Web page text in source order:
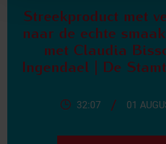
Streekproduct met
naar de echte
met Claudia
Ingendael | De
32:07 / 01